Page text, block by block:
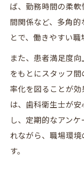
ば、勤務時間の柔
間関係など、多角
とで、働きやすい職
また、患者満足度
をもとにスタッフ
率化を図ることが
は、歯科衛生士が
し、定期的なアン
れながら、職場環
す。